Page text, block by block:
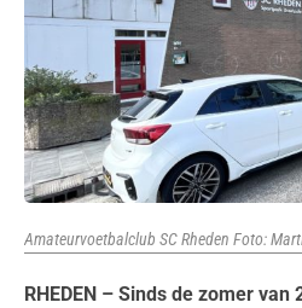
Amateurvoetbalclub SC Rheden Foto:
RHEDEN – Sinds de zomer